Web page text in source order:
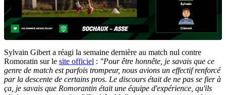
Sylvain Gibert a réagi la semaine dernière au match nul contre
Romoratin sur le site officiel : "Pour être honnête, je savais que ce
genre de match est parfois trompeur, nous avions un effectif renforcé
par la descente de certains pros. Le discours était de ne pas se fier à
ça, je savais que Romorantin était une équipe d'expérience, qu'ils